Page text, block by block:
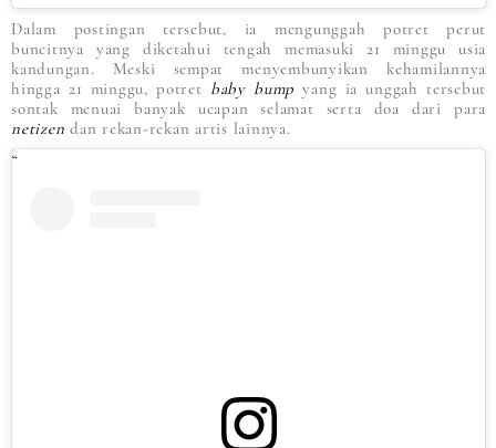
Dalam postingan tersebut, ia mengunggah potret perut
buncitnya yang diketahui tengah memasuki 21 minggu usia
kandungan. Meski sempat menyembunyikan kehamilannya
hingga 21 minggu, potret baby bump yang ia unggah tersebut
sontak menuai banyak ucapan selamat serta doa dari para
netizen dan rekan-rekan artis lainnya.